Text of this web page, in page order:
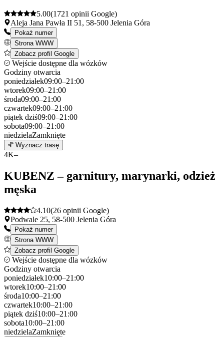
5.00(1721 opinii Google)
Aleja Jana Pawła II 51, 58-500 Jelenia Góra
Pokaż numer
Strona WWW
Zobacz profil Google
Wejście dostępne dla wózków
Godziny otwarcia
poniedziałek09:00–21:00
wtorek09:00–21:00
środa09:00–21:00
czwartek09:00–21:00
piątek dziś09:00–21:00
sobota09:00–21:00
niedzielaZamknięte
+
−
Wyznacz trasę
4K–
KUBENZ – garnitury, marynarki, odzież
męska
4.10(26 opinii Google)
Podwale 25, 58-500 Jelenia Góra
Pokaż numer
Strona WWW
Zobacz profil Google
Wejście dostępne dla wózków
Godziny otwarcia
poniedziałek10:00–21:00
wtorek10:00–21:00
środa10:00–21:00
czwartek10:00–21:00
piątek dziś10:00–21:00
sobota10:00–21:00
niedzielaZamknięte